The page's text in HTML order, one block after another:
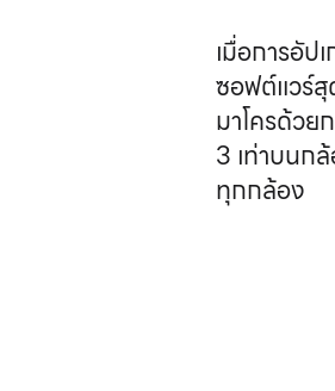
เมื่อการอัป
ซอฟต์แวร์
มาโครด้วย
3 เท่าบนก
ทุกกล้อง